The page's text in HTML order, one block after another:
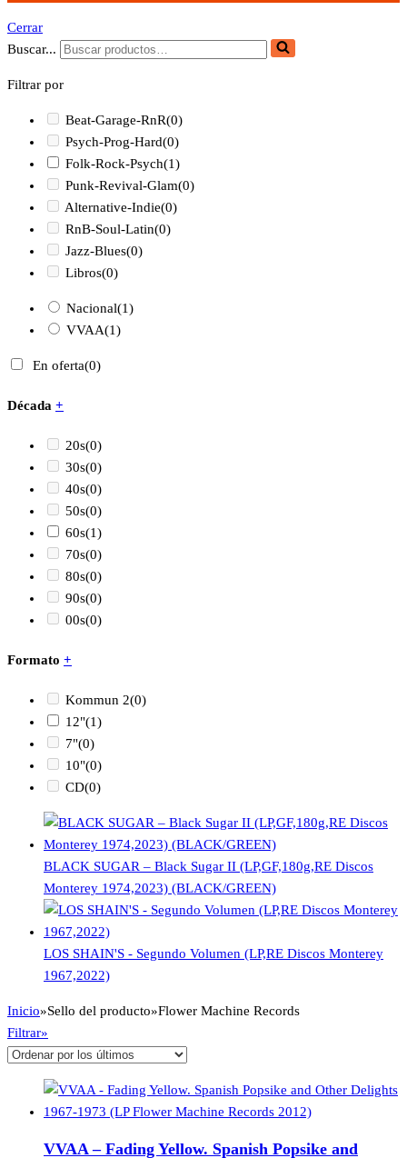
Cerrar
Buscar...
Filtrar por
Beat-Garage-RnR(0)
Psych-Prog-Hard(0)
Folk-Rock-Psych(1)
Punk-Revival-Glam(0)
Alternative-Indie(0)
RnB-Soul-Latin(0)
Jazz-Blues(0)
Libros(0)
Nacional(1)
VVAA(1)
En oferta(0)
Década +
20s(0)
30s(0)
40s(0)
50s(0)
60s(1)
70s(0)
80s(0)
90s(0)
00s(0)
Formato +
Kommun 2(0)
12"(1)
7"(0)
10"(0)
CD(0)
BLACK SUGAR – Black Sugar II (LP,GF,180g,RE Discos
Monterey 1974,2023) (BLACK/GREEN)
LOS SHAIN'S - Segundo Volumen (LP,RE Discos Monterey
1967,2022)
Inicio»Sello del producto»Flower Machine Records
Filtrar»
VVAA – Fading Yellow. Spanish Popsike and